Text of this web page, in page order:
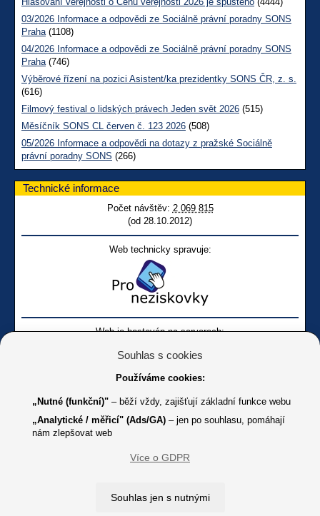
03/2026 Informace a odpovědi ze Sociálně právní poradny SONS
Praha(1108)
04/2026 Informace a odpovědi ze Sociálně právní poradny SONS
Praha(746)
Výběrové řízení na pozici Asistent/ka prezidentky SONS ČR, z. s.
(616)
Filmový festival o lidských právech Jeden svět 2026 (515)
Měsíčník SONS CL červen č. 123 2026 (508)
05/2026 Informace a odpovědi na dotazy z pražské Sociálně
právní poradny SONS (266)
Technické informace
Počet návštěv: 2 069 815
(od 28.10.2012)
Web technicky spravuje:
Web je hostován na serverech:
Online
Youtube SONS
K jakémukoliv užití textů a obrázků uvedených na tomto serveru je
Souhlas s cookies
Používáme cookies:
„Nutné (funkční)" – běží vždy, zajišťují základní funkce webu
„Analytické / měřicí" (Ads/GA) – jen po souhlasu, pomáhají
nám zlepšovat web
Více o GDPR
Souhlas jen s nutnými